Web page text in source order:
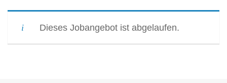
Dieses Jobangebot ist abgelaufen.